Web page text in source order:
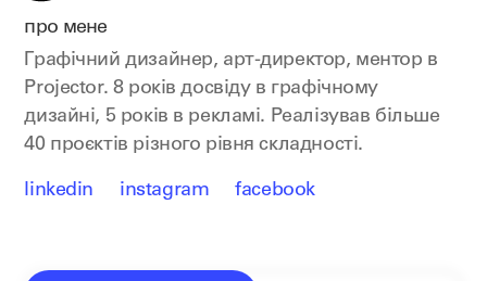
про мене
Графічний дизайнер, арт-директор, ментор в
Projector. 8 років досвіду в графічному
дизайні, 5 років в рекламі. Реалізував більше
40 проєктів різного рівня складності.
linkedin instagram facebook